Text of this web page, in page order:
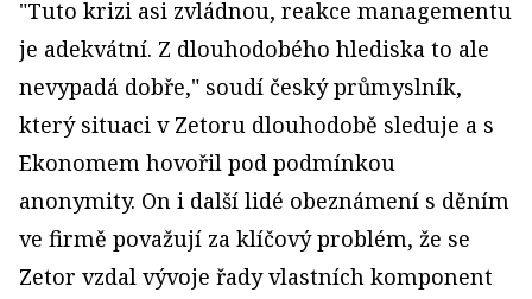
"Tuto krizi asi zvládnou, reakce managementu
je adekvátní. Z dlouhodobého hlediska to ale
nevypadá dobře," soudí český průmyslník,
který situaci v Zetoru dlouhodobě sleduje a s
Ekonomem hovořil pod podmínkou
anonymity. On i další lidé obeznámení s děním
ve firmě považují za klíčový problém, že se
Zetor vzdal vývoje řady vlastních komponent